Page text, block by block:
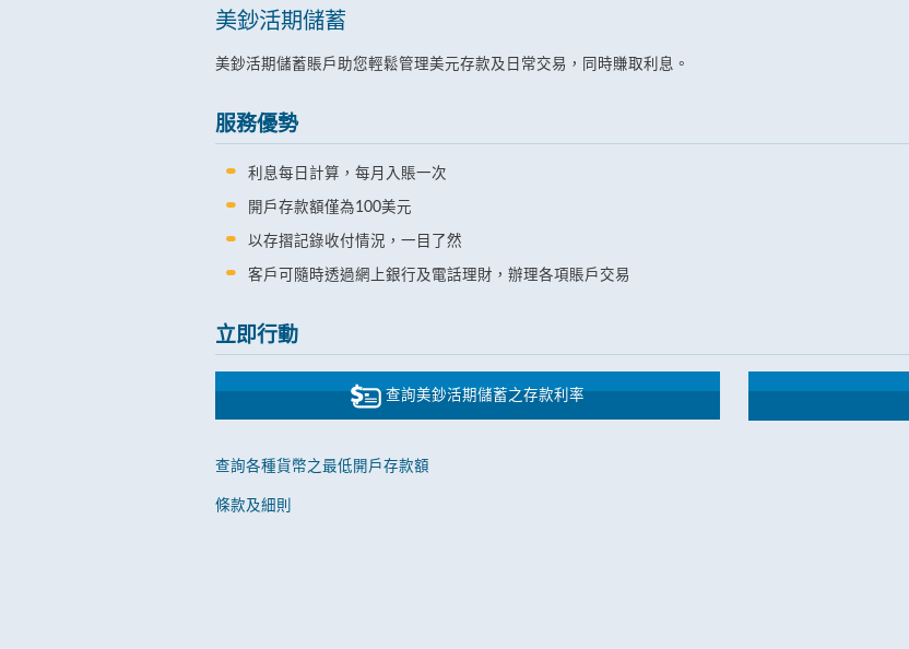
美鈔活期儲蓄
美鈔活期儲蓄賬戶助您輕鬆管理美元存款及日常交易，同時賺取利息。
服務優勢
利息每日計算，每月入賬一次
開戶存款額僅為100美元
以存摺記錄收付情況，一目了然
客戶可隨時透過網上銀行及電話理財，辦理各項賬戶交易
立即行動
查詢美鈔活期儲蓄之存款利率
查詢各種貨幣之最低開戶存款額
條款及細則